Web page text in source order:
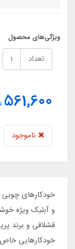
ویژگی‌های محصول
تعداد
561,600
ناموجود
خودکارهای چوبی
و آبلیک ویژه
قشلاقی و برند
خودکارهایی